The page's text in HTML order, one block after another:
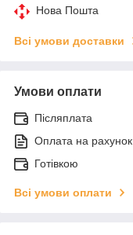
Нова Пошта
Всі умови доставки
Умови оплати
Післяплата
Оплата на рахунок
Готівкою
Всі умови оплати